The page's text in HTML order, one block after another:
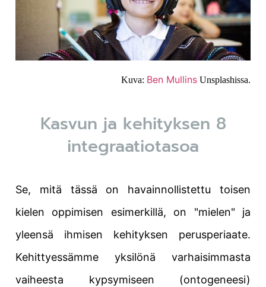
Kuva: Ben Mullins Unsplashissa.
Kasvun ja kehityksen 8
integraatiotasoa
Se, mitä tässä on havainnollistettu toisen
kielen oppimisen esimerkillä, on "mielen" ja
yleensä ihmisen kehityksen perusperiaate.
Kehittyessämme yksilönä varhaisimmasta
vaiheesta kypsymiseen (ontogeneesi)